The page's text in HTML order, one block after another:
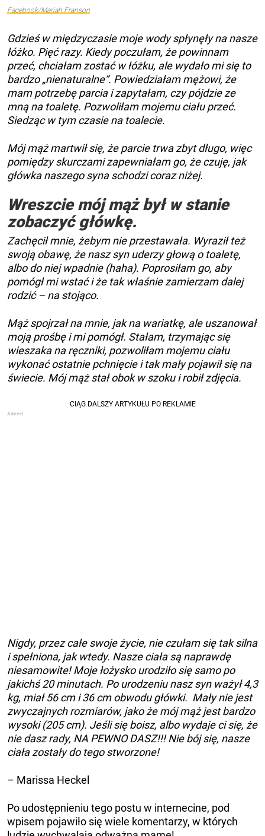
Facebook/Mariah Franson
Gdzieś w międzyczasie moje wody spłynęły na nasze
łóżko. Pięć razy. Kiedy poczułam, że powinnam
przeć, chciałam zostać w łóżku, ale wydało mi się to
bardzo „nienaturalne”. Powiedziałam mężowi, że
mam potrzebę parcia i zapytałam, czy pójdzie ze
mną na toaletę. Pozwoliłam mojemu ciału przeć.
Siedząc w tym czasie na toalecie.
Mój mąż martwił się, że parcie trwa zbyt długo, więc
pomiędzy skurczami zapewniałam go, że czuję, jak
główka naszego syna schodzi coraz niżej.
Wreszcie mój mąż był w stanie
zobaczyć główkę.
Zachęcił mnie, żebym nie przestawała. Wyraził też
swoją obawę, że nasz syn uderzy głową o toaletę,
albo do niej wpadnie (haha). Poprosiłam go, aby
pomógł mi wstać i że tak właśnie zamierzam dalej
rodzić – na stojąco.
Mąż spojrzał na mnie, jak na wariatkę, ale uszanował
moją prośbę i mi pomógł. Stałam, trzymając się
wieszaka na ręczniki, pozwoliłam mojemu ciału
wykonać ostatnie pchnięcie i tak mały pojawił się na
świecie. Mój mąż stał obok w szoku i robił zdjęcia.
Nigdy, przez całe swoje życie, nie czułam się tak silna
i spełniona, jak wtedy. Nasze ciała są naprawdę
niesamowite! Moje łożysko urodziło się samo po
jakichś 20 minutach. Po urodzeniu nasz syn ważył 4,3
kg, miał 56 cm i 36 cm obwodu główki. Mały nie jest
zwyczajnych rozmiarów, jako że mój mąż jest bardzo
wysoki (205 cm). Jeśli się boisz, albo wydaje ci się, że
nie dasz rady, NA PEWNO DASZ!!! Nie bój się, nasze
ciała zostały do tego stworzone!
– Marissa Heckel
Po udostępnieniu tego postu w internecine, pod
wpisem pojawiło się wiele komentarzy, w których